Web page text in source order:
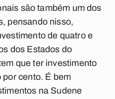
são também um dos
pensando nisso,
de quatro e
dos Estados do
que ter investimento
por cento. É bem
na Sudene